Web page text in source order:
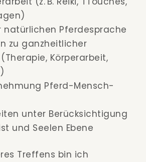
natürlichen Pferdesprache
zu ganzheitlicher
Körperarbeit,
Pferd-Mensch-
unter Berücksichtigung
und Seelen Ebene
Treffens bin ich